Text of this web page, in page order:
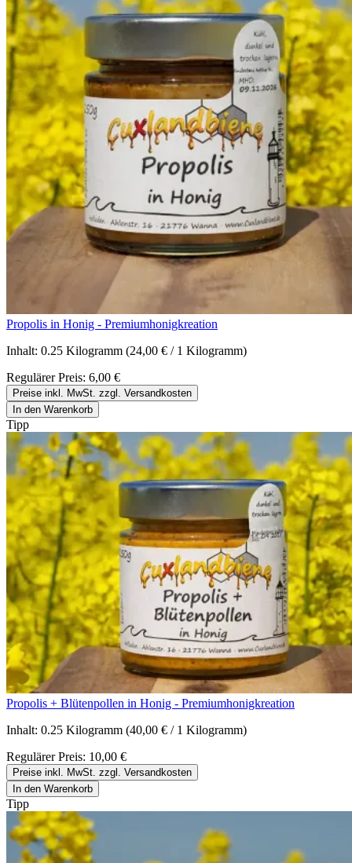
Propolis in Honig - Premiumhonigkreation
Inhalt: 0.25 Kilogramm (24,00 € / 1 Kilogramm)
Regulärer Preis: 6,00 €
Preise inkl. MwSt. zzgl. Versandkosten
In den Warenkorb
Tipp
Propolis + Blütenpollen in Honig - Premiumhonigkreation
Inhalt: 0.25 Kilogramm (40,00 € / 1 Kilogramm)
Regulärer Preis: 10,00 €
Preise inkl. MwSt. zzgl. Versandkosten
In den Warenkorb
Tipp